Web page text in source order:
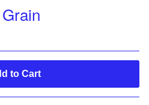
to Cart